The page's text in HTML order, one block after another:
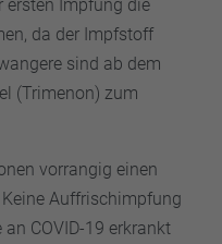
ersten Impfung die
da der Impfstoff
sind ab dem
(Trimenon) zum
vorrangig einen
Auffrischimpfung
COVID-19 erkrankt